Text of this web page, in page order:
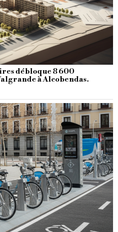
débloque 8 600
à Alcobendas.